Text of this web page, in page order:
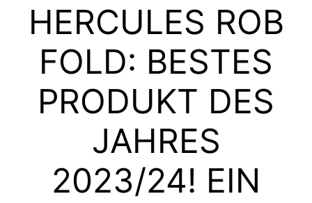
HERCULES ROB
FOLD: BESTES
PRODUKT DES
JAHRES
2023/24! EIN